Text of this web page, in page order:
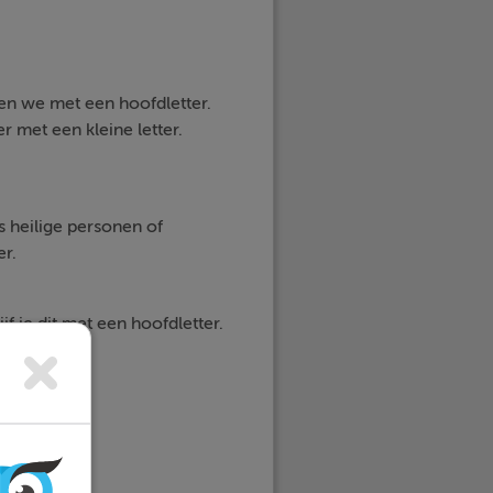
we met een hoofdletter.
met een kleine letter.
heilige personen of
je dit met een hoofdletter.
letter.